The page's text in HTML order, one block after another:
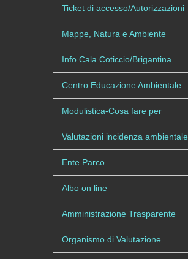
Ticket di accesso/Autorizzazioni
Mappe, Natura e Ambiente
Info Cala Coticcio/Brigantina
Centro Educazione Ambientale
Modulistica-Cosa fare per
Valutazioni incidenza ambientale
Ente Parco
Albo on line
Amministrazione Trasparente
Organismo di Valutazione